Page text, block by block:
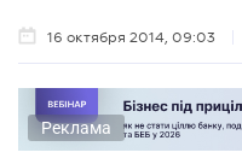
16 октября 2014, 09:03
Реклама